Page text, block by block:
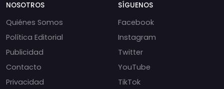
NOSOTROS
Quiénes Somos
Política Editorial
Publicidad
Contacto
Privacidad
SÍGUENOS
Facebook
Instagram
Twitter
YouTube
TikTok